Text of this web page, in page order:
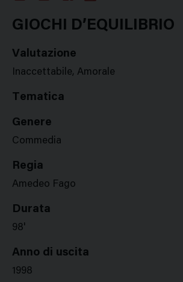
Plus
GIOCHI D’EQUILIBRIO
Valutazione
Inaccettabile, Amorale
Tematica
Genere
Commedia
Regia
Amedeo Fago
Durata
98'
Anno di uscita
1998